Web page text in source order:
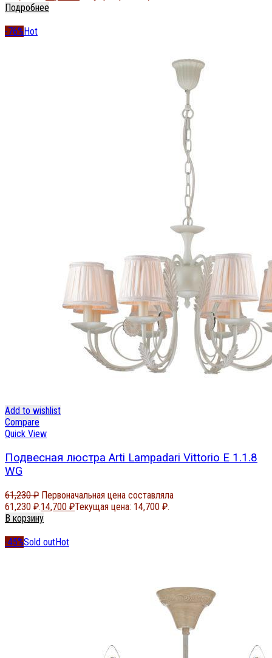
Подробнее
-76% Hot
Add to wishlist
Compare
Quick View
Подвесная люстра Arti Lampadari Vittorio E 1.1.8
WG
61,230₽ Первоначальная цена составляла
61,230 ₽.14,700 ₽Текущая цена: 14,700 ₽.
В корзину
-45%Sold outHot